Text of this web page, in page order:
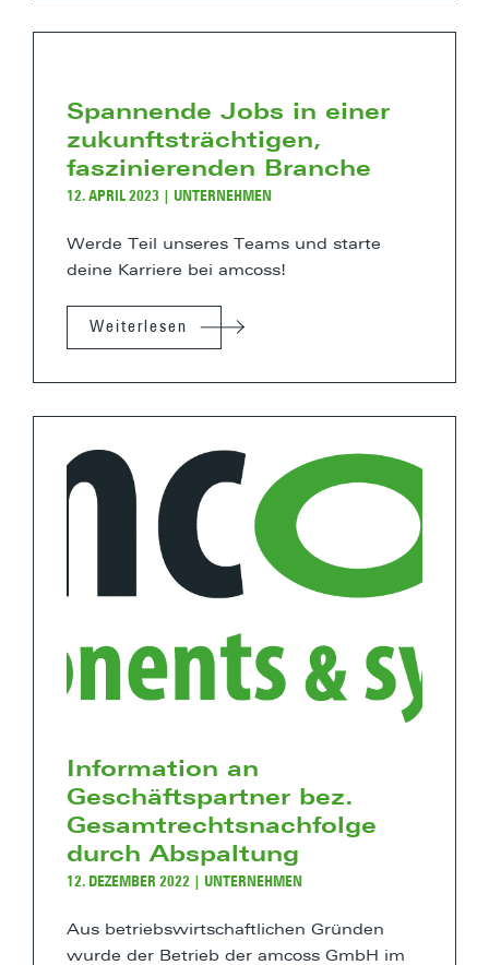
Spannende Jobs in einer
zukunftsträchtigen,
faszinierenden Branche
12. APRIL 2023 UNTERNEHMEN
Werde Teil unseres Teams und starte
deine Karriere bei amcoss!
Weiterlesen
Information an
Geschäftspartner bez.
Gesamtrechtsnachfolge
durch Abspaltung
12. DEZEMBER 2022 UNTERNEHMEN
Aus betriebswirtschaftlichen Gründen
wurde der Betrieb der amcoss GmbH im